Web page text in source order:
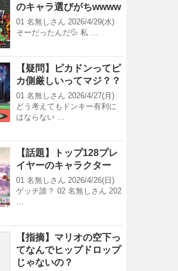
のキャラ選びがちwwww
01 名無しさん 2026/4/29(水)
そーだったんだ💦 私 …
【疑問】ピカドンってピ
カ側厳しいってマジ？？
01 名無しさん 2026/4/27(月)
どう考えてもドンキー有利に
はならない …
【話題】トップ128プレ
イヤーのキャラクター
01 名無しさん 2026/4/26(日)
ゲッチ誰？ 02 名無しさん 202
…
【指摘】マリオの空下っ
てなんでヒップドロップ
じゃないの？